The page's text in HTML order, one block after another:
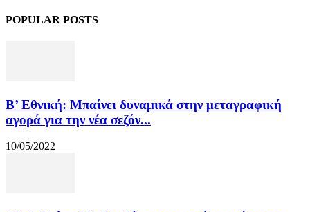
POPULAR POSTS
Β’ Εθνική: Μπαίνει δυναμικά στην μεταγραφική
αγορά για την νέα σεζόν...
10/05/2022